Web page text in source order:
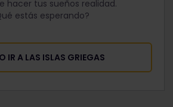
hacer tus sueños realidad.
estás esperando?
IR A LAS ISLAS GRIEGAS